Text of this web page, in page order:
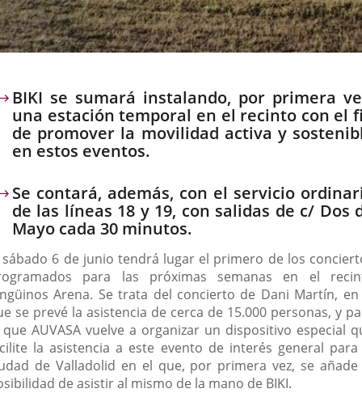
BIKI se sumará instalando, por primera
una estación temporal en el recinto con el
de promover la movilidad activa y
en estos eventos.
Se contará, además, con el servicio
de las líneas 18 y 19, con salidas de c/ Dos
Mayo cada 30 minutos.
sábado 6 de junio tendrá lugar el primero de los
para las próximas semanas en el
Arena. Se trata del concierto de Dani Martín,
se prevé la asistencia de cerca de 15.000 personas, y
AUVASA vuelve a organizar un dispositivo especial
la asistencia a este evento de interés general para
de Valladolid en el que, por primera vez, se añade
de asistir al mismo de la mano de BIKI.